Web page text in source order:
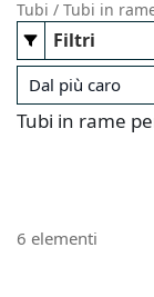
Tubi
Tubi in
Tubi in rame
6 elementi
Filtri